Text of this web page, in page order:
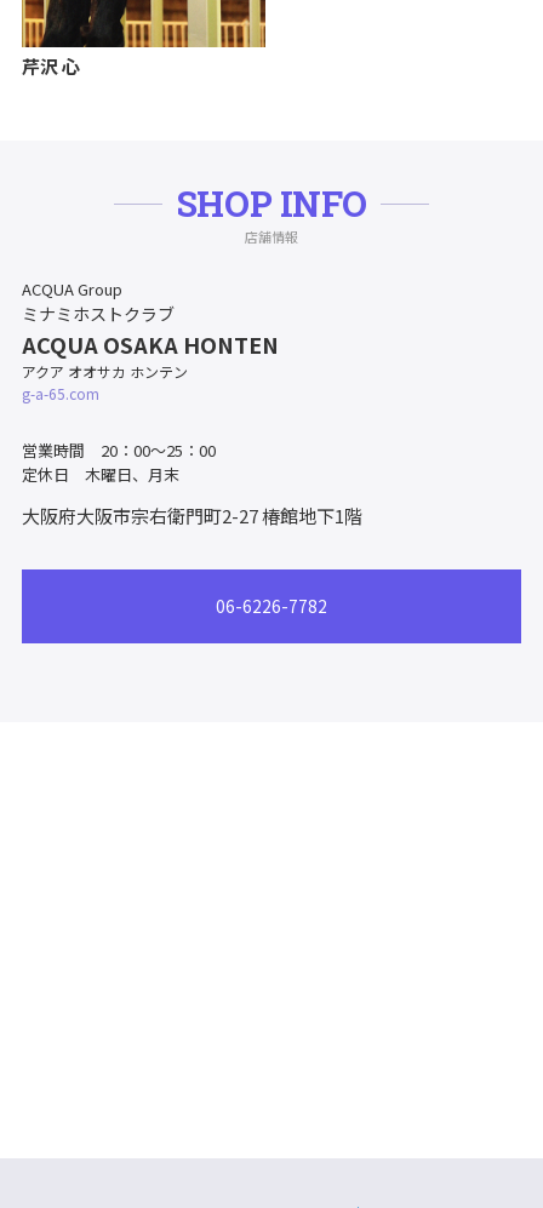
芹沢 心
SHOP INFO
店舗情報
ACQUA Group
ミナミホストクラブ
ACQUA OSAKA HONTEN
アクア オオサカ ホンテン
g-a-65.com
営業時間 20：00～25：00
定休日 木曜日、月末
大阪府大阪市宗右衛門町2-27椿館地下1階
06-6226-7782